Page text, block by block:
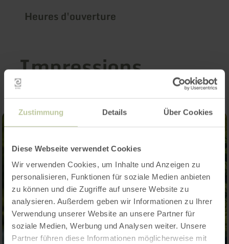
Zustimmung Details Über Cookies
Diese Webseite verwendet Cookies
Wir verwenden Cookies, um Inhalte und Anzeigen zu
personalisieren, Funktionen für soziale Medien anbieten
zu können und die Zugriffe auf unsere Website zu
analysieren. Außerdem geben wir Informationen zu Ihrer
Verwendung unserer Website an unsere Partner für
soziale Medien, Werbung und Analysen weiter. Unsere
Partner führen diese Informationen möglicherweise mit
Heures d'ouverture
Impressions